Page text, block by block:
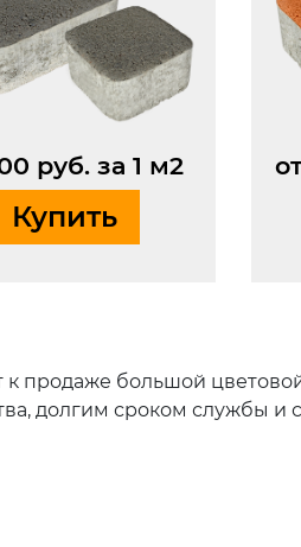
руб. за 1 м2
Купить
продаже большой
долгим сроком службы и